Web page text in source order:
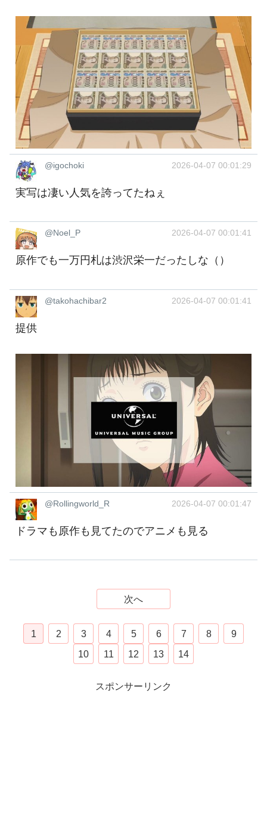
@igochoki 2026-04-07 00:01:29
実写は凄い人気を誇ってたねぇ
@Noel_P 2026-04-07 00:01:41
原作でも一万円札は渋沢栄一だったしな（）
@takohachibar2 2026-04-07 00:01:41
提供
@Rollingworld_R 2026-04-07 00:01:47
ドラマも原作も見てたのでアニメも見る
次へ
1 2 3 4 5 6 7 8
9
10
11 12 13 14
スポンサーリンク